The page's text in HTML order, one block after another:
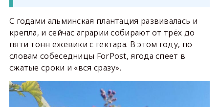
С годами альминская плантация развивалась и
крепла, и сейчас аграрии собирают от трёх до
пяти тонн ежевики с гектара. В этом году, по
словам собеседницы ForPost, ягода спеет в
сжатые сроки и «вся сразу».